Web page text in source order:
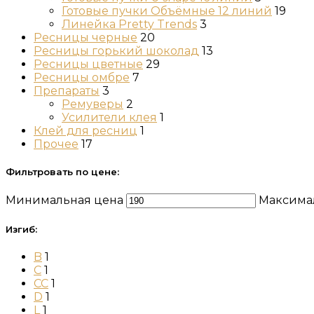
Готовые пучки Объёмные 12 линий 19
Линейка Pretty Trends 3
Ресницы черные 20
Ресницы горький шоколад 13
Ресницы цветные 29
Ресницы омбре 7
Препараты 3
Ремуверы 2
Усилители клея 1
Клей для ресниц 1
Прочее 17
Фильтровать по цене:
Минимальная цена
Изгиб:
B 1
C 1
CC 1
D 1
L 1